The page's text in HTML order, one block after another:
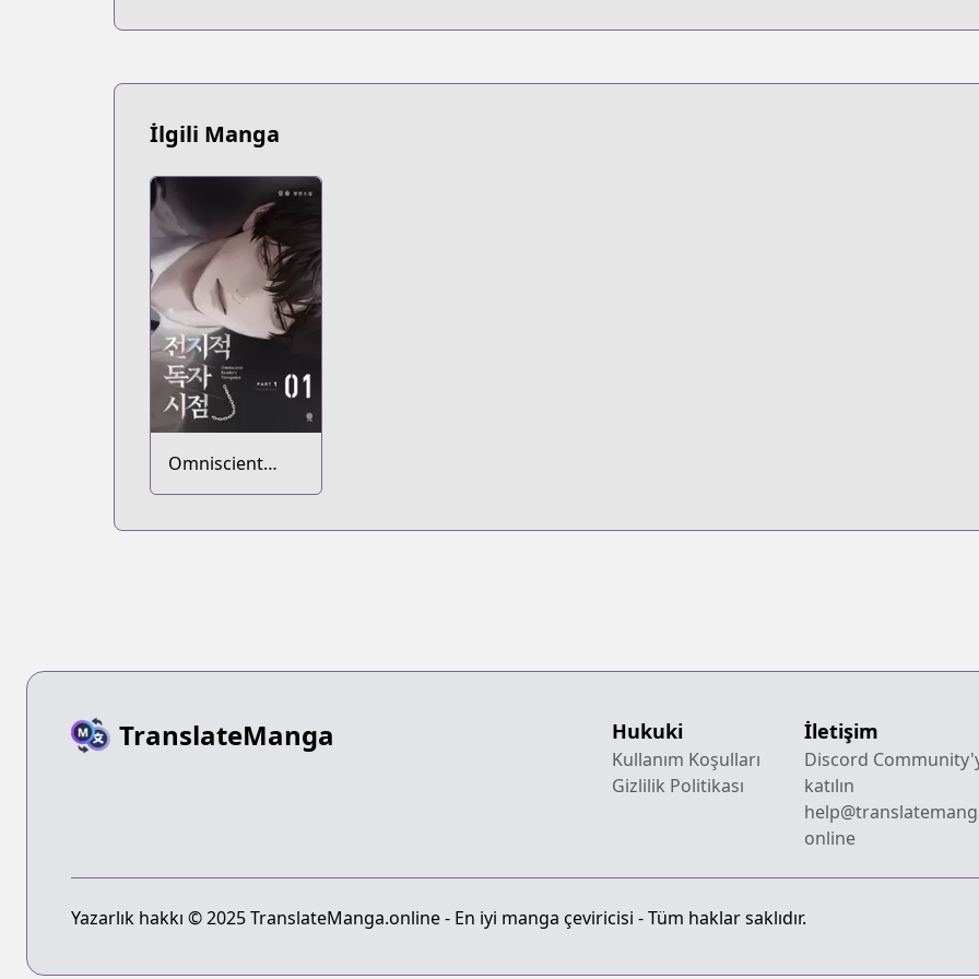
İlgili Manga
Omniscient
Reader's
TranslateManga Hukuki
Kullanım Koşulları
Gizlilik Politikası
İletişim
Discord
katılın
online
Yazarlık hakkı © 2025 TranslateManga.online - En iyi manga çeviricisi - Tüm haklar saklıdır.